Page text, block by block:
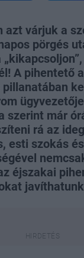
azt várjuk a
pörgés
A pihentető
szerint már
rá az
esti szokás
éjszakai